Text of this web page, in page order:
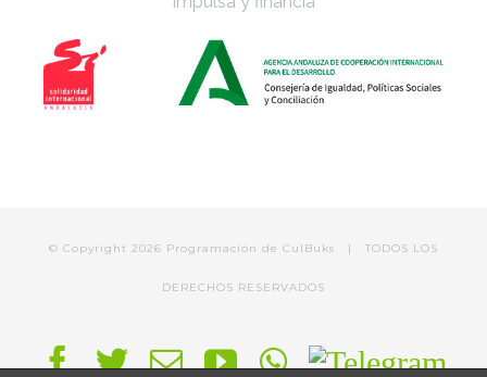
© Copyright 2026 Programación de CulBuks | TODOS LOS
DERECHOS RESERVADOS
Facebook
TwitterCorreoYouTube
WhatsApp
Telegram